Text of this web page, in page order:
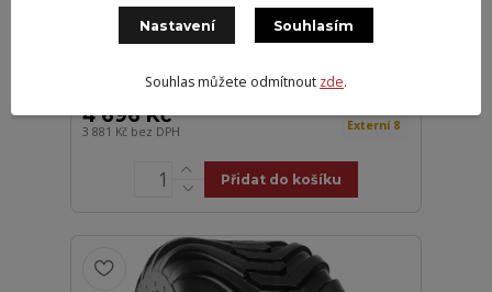
BKT 400/60R15,5 TR882 TL 14PR
4 696 Kč
3 881 Kč bez DPH Externí 8
Přidat do košíku
Nastavení Souhlasím
Souhlas můžete odmítnout zde.